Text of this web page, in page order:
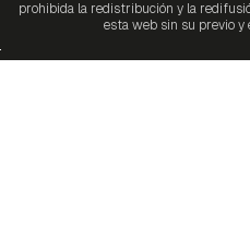
prohibida la redistribución y la
esta web sin su previo y